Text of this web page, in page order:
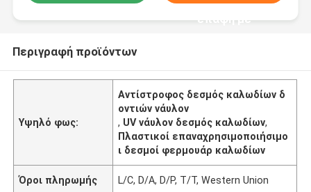
επαφή με
Περιγραφή προϊόντων
Υψηλό φως:
Αντίστροφος δεσμός καλωδίων δ
οντιών νάυλον
, UV νάυλον δεσμός καλωδίων,
Πλαστικοί επαναχρησιμοποιήσιμο
ι δεσμοί φερμουάρ καλωδίων
Όροι πληρωμής L/C, D/A, D/P, T/T, Western Union